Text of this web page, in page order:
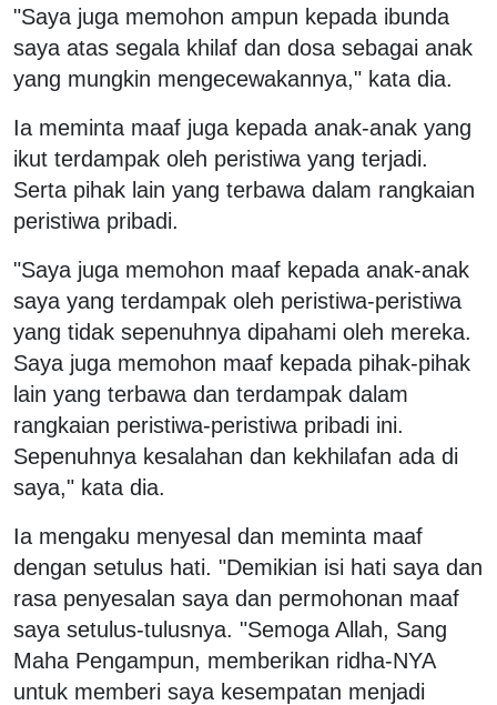
"Saya juga memohon ampun kepada ibunda
saya atas segala khilaf dan dosa sebagai anak
yang mungkin mengecewakannya," kata dia.
Ia meminta maaf juga kepada anak-anak yang
ikut terdampak oleh peristiwa yang terjadi.
Serta pihak lain yang terbawa dalam rangkaian
peristiwa pribadi.
"Saya juga memohon maaf kepada anak-anak
saya yang terdampak oleh peristiwa-peristiwa
yang tidak sepenuhnya dipahami oleh mereka.
Saya juga memohon maaf kepada pihak-pihak
lain yang terbawa dan terdampak dalam
rangkaian peristiwa-peristiwa pribadi ini.
Sepenuhnya kesalahan dan kekhilafan ada di
saya," kata dia.
Ia mengaku menyesal dan meminta maaf
dengan setulus hati. "Demikian isi hati saya dan
rasa penyesalan saya dan permohonan maaf
saya setulus-tulusnya. "Semoga Allah, Sang
Maha Pengampun, memberikan ridha-NYA
untuk memberi saya kesempatan menjadi